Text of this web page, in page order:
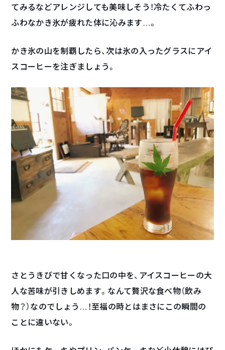
てみるなどアレンジしても美味しそう！冷たくてふわっ
ふわなかき氷が疲れた体に沁みます…。
かき氷の山を制覇したら、次は氷の入ったグラスにアイ
スコーヒーを注ぎましょう。
さとうきびで甘くなった口の中を、アイスコーヒーの大
人な苦味が引きしめます。なんて贅沢な食べ物（飲み
物？）なのでしょう…！至福の時とはまさにこの瞬間の
ことに違いない。